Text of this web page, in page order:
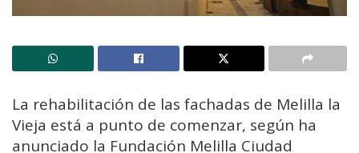
La rehabilitación de las fachadas de Melilla la
Vieja está a punto de comenzar, según ha
anunciado la Fundación Melilla Ciudad